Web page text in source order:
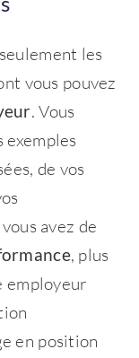
les
vous pouvez
. Vous
de vos
avez de
, plus
employeur
en position